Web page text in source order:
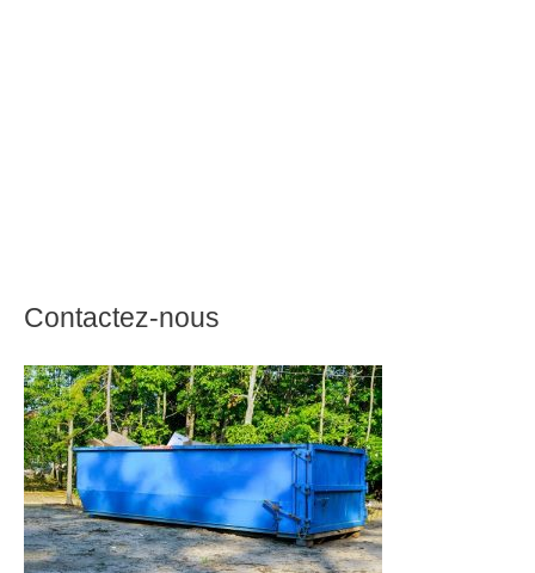
Contactez-nous